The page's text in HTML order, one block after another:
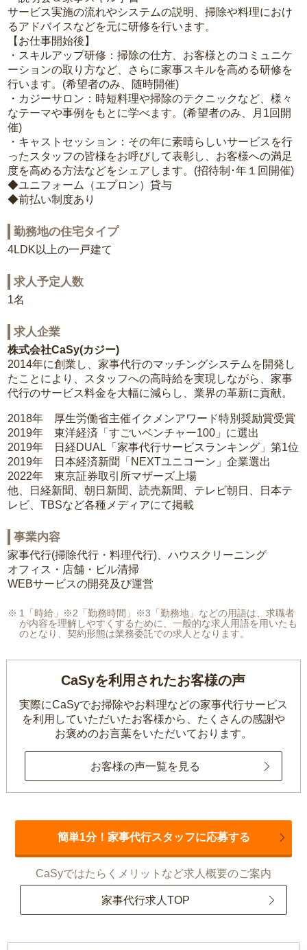
サービス実施の流れやシステムの説明、掃除や料理におけ
るアドバイスなどを元に研修を行います。
【お仕事開始後】
・スキルアップ研修：掃除の仕方、お客様とのコミュニケ
ーションの取り方など、さらに家事スキルを高める研修を
行います。(希望者のみ、随時開催)
・カジーサロン：時短料理や掃除のテクニックなど、様々
なテーマや事例をもとに学べます。(希望者のみ、月1回開
催)
・キャストセッション：その年に素晴らしいサービスを行
ったスタッフの皆様をお呼びして表彰し、お客様への満足
度を高める方法などをシェアします。(招待制･年１回開催)
◆ユニフォーム（エプロン）貸与
◆前払い制度あり
勤務地の住宅タイプ
4LDK以上の一戸建て
求人予定人数
1名
求人企業
株式会社CaSy(カジー)
2014年に創業し、家事代行のマッチングシステムを開発し
たことにより、スタッフへの高時給を実現しながら、家事
代行のサービス料金を大幅に減らし、業界の革新に貢献。
2018年 厚生労働省主催イクメンアワード特別奨励賞受賞
2019年 東洋経済「すごいベンチャー100」に選出
2019年 日経DUAL「家事代行サービスランキング」第1位
2019年 日本経済新聞「NEXTユニコーン」企業選出
2022年 東京証券取引所マザーズ上場
他、日経新聞、朝日新聞、読売新聞、テレビ朝日、日本テ
レビ、TBSなど各種メディアにて掲載
事業内容
家事代行(掃除代行・料理代行)、ハウスクリーニング
オフィス・店舗・ビル清掃
WEBサービスの開発及び運営
1「時給」※2「勤務時間」※3「勤務地」などの用語は、求職者
が内容を理解しやすくするために、一般的な求人用語を用いたも
のとなり、契約形態は業務委託での求人となります。
CaSyを利用されたお客様の声
実際にCaSyでお掃除やお料理などの家事代行サービス
を利用していただいたお客様から、 たくさんの感謝や
お褒めのお言葉をいただいております。
お客様の声一覧を見る
簡単1分！家事代行スタッフに応募する
CaSyではたらくメリットなど求人概要のご案内
家事代行求人TOP